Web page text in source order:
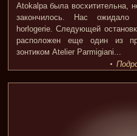
Atokalpa была восхитительна,
закончилось. Нас ожидало
horlogerie. Следующей
расположен еще один из
зонтиком Atelier Parmigiani...